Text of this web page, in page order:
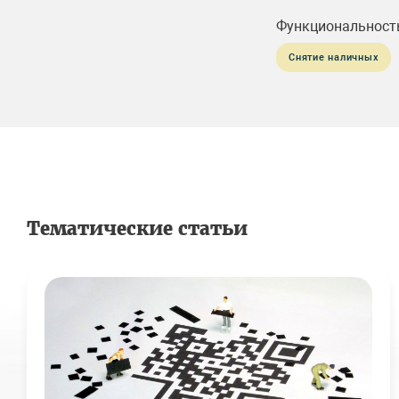
Снятие наличных
Тематические статьи